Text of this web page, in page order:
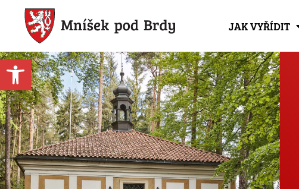
Open toolbar
JAK VYŘÍDIT